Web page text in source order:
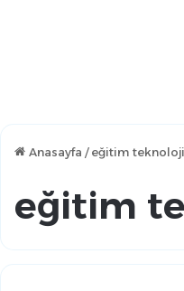
Anasayfa / eğitim
eğitim